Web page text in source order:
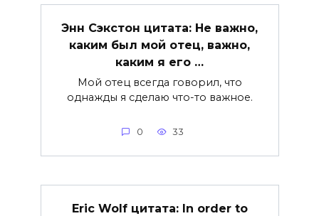
Энн Сэкстон цитата: Не важно,
каким был мой отец, важно,
каким я его …
Мой отец всегда говорил, что
однажды я сделаю что-то важное.
0 33
Eric Wolf цитата: In order to